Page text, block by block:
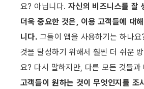
요? 아닙니다. 자신의 비즈니스를 잘
더욱 중요한 것은, 이용 고객들에 대
니다. 그들이 앱을 사용하기는 하나
것을 달성하기 위해서 훨씬 더 쉬운
요? 다시 말하지만, 다른 모든 것들과
고객들이 원하는 것이 무엇인지를 조